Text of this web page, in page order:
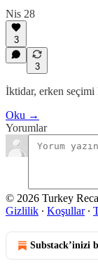
Nis 28
3
3
İktidar, erken seçimi
Oku →
Yorumlar
© 2026 Turkey
Gizlilik ∙ Koşullar∙
Substack’inizi